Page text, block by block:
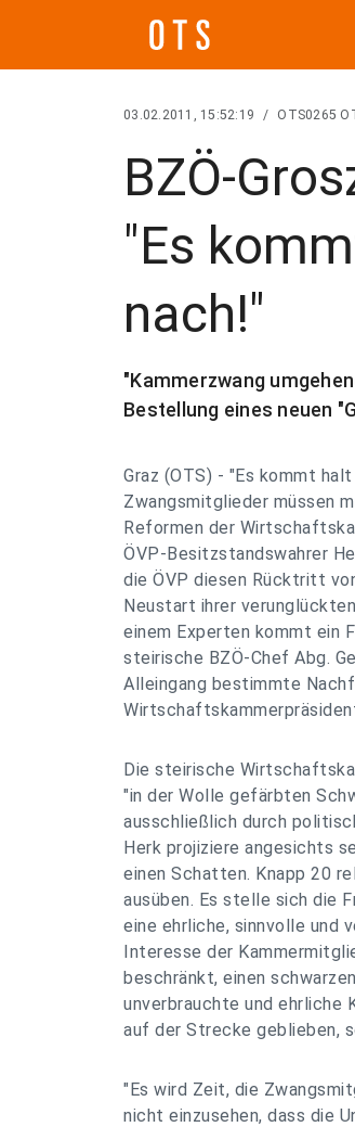
03.02.2011, 15:52:19 / OTS0265
BZÖ-
"Es
nach!"
"Kammerzwang
Bestellung eines neuen
Graz (OTS) - "Es kommt
Zwangsmitglieder müssen
Reformen der
ÖVP-Besitzstandswahrer
die ÖVP diesen Rücktritt
Neustart ihrer
einem Experten kommt ein
steirische BZÖ-Chef Abg.
Alleingang bestimmte
Die steirische
"in der Wolle gefärbten
ausschließlich durch
Herk projiziere angesichts
einen Schatten. Knapp 20
ausüben. Es stelle sich die
eine ehrliche, sinnvolle und
Interesse der
beschränkt, einen
unverbrauchte und ehrliche
auf der Strecke geblieben,
"Es wird Zeit, die
nicht einzusehen, dass die